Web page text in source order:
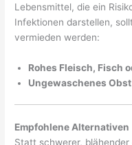
Lebensmittel, die ein
Infektionen darstellen,
vermieden werden:
Rohes Fleisch, Fisch
Ungewaschenes
Empfohlene Alternativen
Statt schwerer,